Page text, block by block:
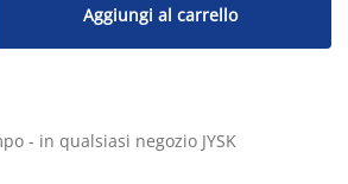
Aggiungi al carrello
- in qualsiasi negozio JYSK